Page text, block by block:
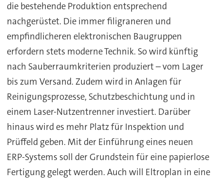
die bestehende Produktion entsprechend
nachgerüstet. Die immer filigraneren und
empfindlicheren elektronischen Baugruppen
erfordern stets moderne Technik. So wird künftig
nach Sauberraumkriterien produziert – vom Lager
bis zum Versand. Zudem wird in Anlagen für
Reinigungsprozesse, Schutzbeschichtung und in
einem Laser-Nutzentrenner investiert. Darüber
hinaus wird es mehr Platz für Inspektion und
Prüffeld geben. Mit der Einführung eines neuen
ERP-Systems soll der Grundstein für eine papierlose
Fertigung gelegt werden. Auch will Eltroplan in eine